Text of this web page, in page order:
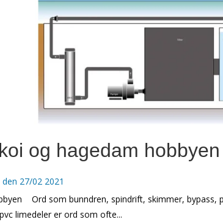
og hagedam hobbyen
27/02 2021
Ord som bunndren, spindrift, skimmer,
limedeler er ord som ofte...